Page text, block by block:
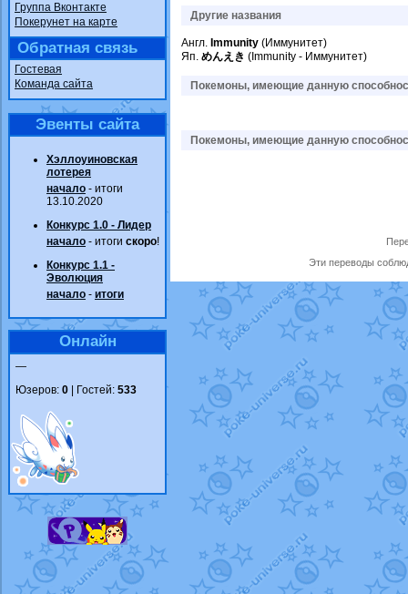
Группа Вконтакте
Покерунет на карте
Обратная связь
Гостевая
Команда сайта
Эвенты сайта
Хэллоуиновская
лотерея
начало - итоги
13.10.2020
Конкурс 1.0 - Лидер
начало - итоги скоро!
Конкурс 1.1 -
Эволюция
начало - итоги
Онлайн
—
Юзеров: 0 | Гостей: 533
Другие названия
Англ. Immunity (Иммунитет)
Яп. めんえき (Immunity - Иммунитет)
Покемоны, имеющие данную
Покемоны, имеющие данную
Эти переводы